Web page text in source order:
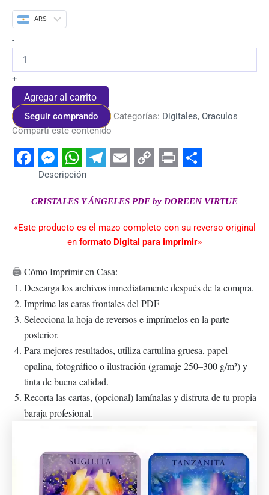
ARS
-
+
Agregar al carrito
Seguir comprando Categorías: Digitales, Oraculos
Compartí este contenido
Facebook
Messenger
WhatsApp
Link
Descripción
CRISTALES Y ÁNGELES PDF by DOREEN VIRTUE
«Este producto es el mazo completo con su reverso original
enformato Digital para imprimir»
🖨️ Cómo Imprimir en Casa:
Descarga los archivos inmediatamente después de la compra.
Imprime las caras frontales del PDF
Selecciona la hoja de reversos e imprímelos en la parte
posterior.
Para mejores resultados, utiliza cartulina gruesa, papel
opalina, fotográfico o ilustración (gramaje 250–300 g/m²) y
tinta de buena calidad.
Recorta las cartas, (opcional) lamínalas y disfruta de tu propia
baraja profesional.